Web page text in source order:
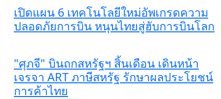
เปิดแผน 6 เทคโนโลยีใหม่อัพเกรดความ
ปลอดภัยการบิน หนุนไทยสู่ฮับการบินโลก
"ศุภจี" บินถกสหรัฐฯ สิ้นเดือน เดินหน้า
เจรจา ART ภาษีสหรัฐ รักษาผลประโยชน์
การค้าไทย